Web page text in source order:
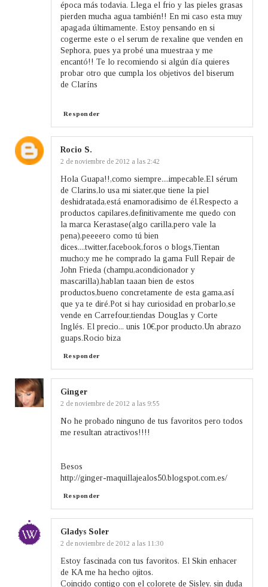
época más todavia. Llega el frio y las pieles grasas
pierden mucha agua también!! En mi caso esta muy
apagada últimamente. Estoy pensando en si
cogerme este o el serum de rexaline que venden en
Sephora, pues ya probé una muestraa y me
encantó!! Te lo recomiendo si algún día quieres
probar otro que cumpla los objetivos del biserum
de Claríns
Responder
Rocio S.
2 de noviembre de 2012 a las 2:42
Hola Guapa!!,como siempre....impecable.El sérum
de Clarins,lo usa mi siater,que tiene la piel
deshidratada,está enamoradisimo de él.Respecto a
productos capilares,definitivamente me quedo con
la marca Kerastase(algo carilla,pero vale la
pena),peeeero como tú bien
dices....twitter,facebook,foros o blogs,Tientan
mucho;y me he comprado la gama Full Repair de
John Frieda (champu,acondicionador y
mascarilla),hablan taaan bien de estos
productos,bueno concretamente de esta gama,así
que ya te diré.Pot si hay curiosidad en probarlo,se
vende en Carrefour,tiendas Douglas y Corte
Inglés. El precio... unis 10€,por producto.Un abrazo
guaps.Rocio biza
Responder
Ginger
2 de noviembre de 2012 a las 9:55
No he probado ninguno de tus favoritos pero todos
me resultan atractivos!!!!
Besos
http://ginger-maquillajealos50.blogspot.com.es/
Responder
Gladys Soler
2 de noviembre de 2012 a las 11:30
Estoy fascinada con tus favoritos. El Skin enhacer
de KA me ha hecho ojitos.
Coincido contigo con el colorete de Sisley, sin duda